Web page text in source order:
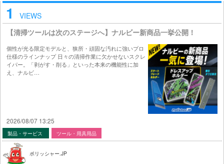
1
VIEWS
【清掃ツールは次のステージへ】ナルビー新商品一挙公開！
個性が光る限定モデルと、狭所・頑固な汚れに強いプロ
仕様のラインナップ 日々の清掃作業に欠かせないスクレ
イパー。「剥がす・削る」といった本来の機能性に加
え、ナルビ…
2026/08/07 13:25
製品・サービス ツール・用具用品
ポリッシャー.JP